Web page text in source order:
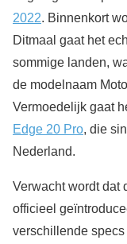
2022. Binnenkort
Ditmaal gaat het
sommige landen,
de modelnaam
Vermoedelijk gaat
Edge 20 Pro, die
Nederland.
Verwacht wordt dat
officieel
verschillende